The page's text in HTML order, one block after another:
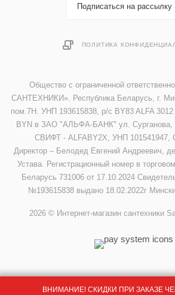
Подписаться на рассылку
ПОЛИТИКА
Общество с ограниченной
САНТЕХНИКИ». Республика Беларусь, г.
пом.7Н. УНП 193615838, р/с BY83 ALFA 3012
BYN в ЗАО "АЛЬФА-БАНК" ул. Сурганова,
СВИФТ - ALFABY2X, УНП 101541947,
Директор – Белодед Евгений Андреевич,
Устава. Регистрационный номер в
Беларусь 731006 от 17.10.2024
№193615838 выдано 18.02.2022г
2026 © Интернет-магазин сантехники
ВНИМАНИЕ! СКИДКИ ПРИ ЗАКАЗЕ